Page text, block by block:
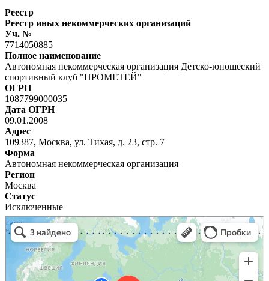
Реестр
Реестр иных некоммерческих организаций
Уч. №
7714050885
Полное наименование
Автономная некоммерческая организация Детско-юношеский
спортивный клуб "ПРОМЕТЕЙ"
ОГРН
1087799000035
Дата ОГРН
09.01.2008
Адрес
109387, Москва, ул. Тихая, д. 23, стр. 7
Форма
Автономная некоммерческая организация
Регион
Москва
Статус
Исключенные